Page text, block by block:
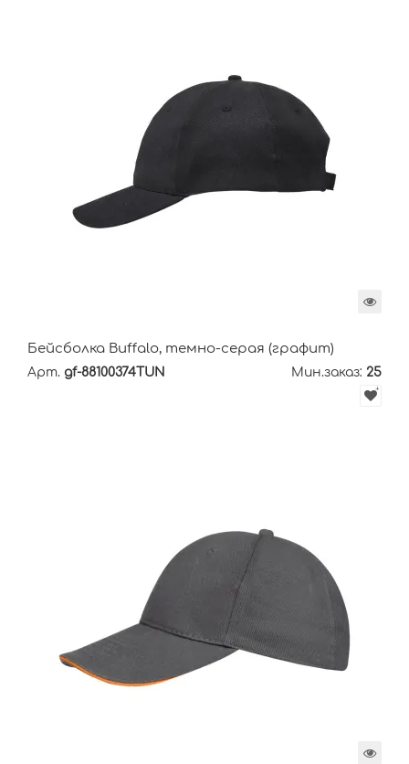
Бейсболка Buffalo, темно-серая (графит)
Арт. gf-88100374TUN Мин.заказ: 25